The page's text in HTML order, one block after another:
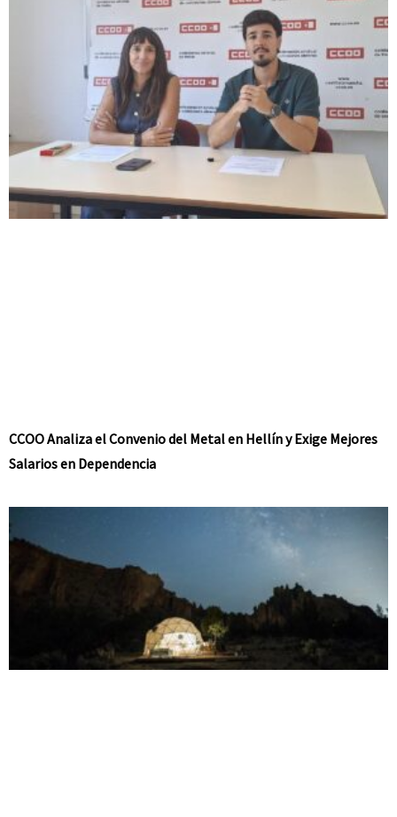
CCOO Analiza el Convenio del Metal en Hellín y Exige Mejores
Salarios en Dependencia